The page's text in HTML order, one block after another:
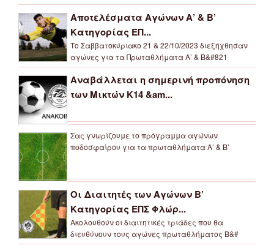
Αποτελέσματα Αγώνων Α’ & Β’
Κατηγορίας ΕΠ...
Το Σαββατοκύριακο 21 & 22/10/2023 διεξήχθησαν
αγώνες για τα Πρωταθλήματα Α’ & Β&#821
Αναβάλλεται η σημερινή προπόνηση
των Μικτών Κ14 &am...
Σας γνωρίζουμε το πρόγραμμα αγώνων
ποδοσφαίρου για τα πρωταθλήματα Α’ & Β’
Οι Διαιτητές των Αγώνων Β’
Κατηγορίας ΕΠΣ Φλώρ...
Ακολουθούν οι διαιτητικές τριάδες που θα
διευθύνουν τους αγώνες πρωταθλήματος Β&#